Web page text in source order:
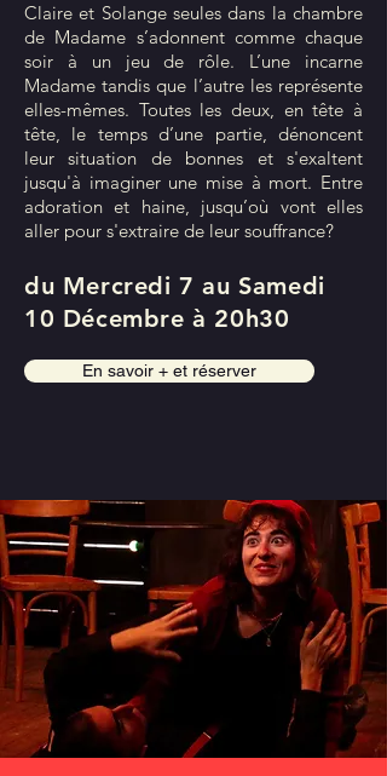
Claire et Solange seules dans la chambre
de Madame s’adonnent comme chaque
soir à un jeu de rôle. L’une incarne
Madame tandis que l’autre les représente
elles-mêmes. Toutes les deux, en tête à
tête, le temps d’une partie, dénoncent
leur situation de bonnes et s'exaltent
jusqu'à imaginer une mise à mort. Entre
adoration et haine, jusqu’où vont elles
aller pour s'extraire de leur souffrance?
du Mercredi 7 au Samedi
10 Décembre à 20h30
En savoir + et réserver